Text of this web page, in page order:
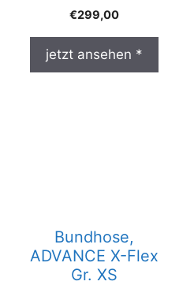
€299,00
jetzt ansehen *
Bundhose,
ADVANCE X-Flex
Gr. XS